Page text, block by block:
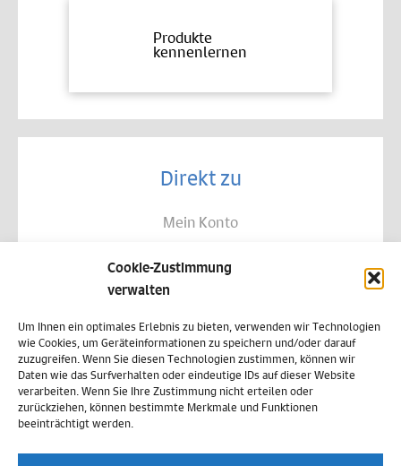
Cookie-Zustimmung
verwalten
Um Ihnen ein optimales Erlebnis zu bieten, verwenden wir Technologien
wie Cookies, um Geräteinformationen zu speichern und/oder darauf
zuzugreifen. Wenn Sie diesen Technologien zustimmen, können wir
Daten wie das Surfverhalten oder eindeutige IDs auf dieser Website
verarbeiten. Wenn Sie Ihre Zustimmung nicht erteilen oder
zurückziehen, können bestimmte Merkmale und Funktionen
beeinträchtigt werden.
Produkte
kennenlernen
Direkt zu
Mein Konto
Allgemeine Geschäftsbedingungen
Datenschutz
Widerruf
Zahlungsweisen
Versand & Lieferung